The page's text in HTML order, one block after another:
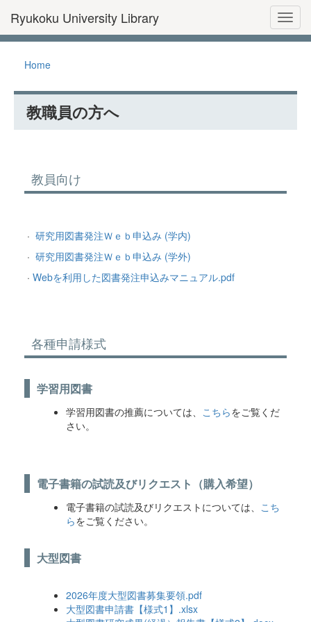
Ryukoku University Library
Home
教職員の方へ
教員向け
· 研究用図書発注Ｗｅｂ申込み (学内)
· 研究用図書発注Ｗｅｂ申込み (学外)
· Webを利用した図書発注申込みマニュアル.pdf
各種申請様式
学習用図書
学習用図書の推薦については、 こちらをご覧くだ
さい。
電子書籍の試読及びリクエスト（購入希望）
電子書籍の試読及びリクエストについては、 こち
らをご覧ください。
大型図書
2026年度大型図書募集要領.pdf
大型図書申請書【様式1】.xlsx